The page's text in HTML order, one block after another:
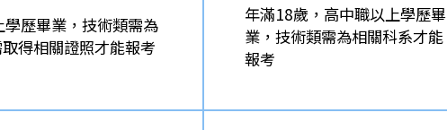
歷畢業，技術類需為
得相關證照才能報考
年滿18歲，高中職以上學歷畢
業，技術類需為相關科系才能
報考